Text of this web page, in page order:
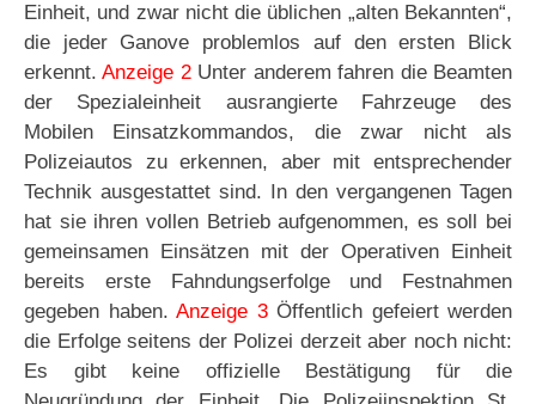
Einheit, und zwar nicht die üblichen „alten Bekannten“,
die jeder Ganove problemlos auf den ersten Blick
erkennt.Anzeige 2Unter anderem fahren die Beamten
der Spezialeinheit ausrangierte Fahrzeuge des
Mobilen Einsatzkommandos, die zwar nicht als
Polizeiautos zu erkennen, aber mit entsprechender
Technik ausgestattet sind. In den vergangenen Tagen
hat sie ihren vollen Betrieb aufgenommen, es soll bei
gemeinsamen Einsätzen mit der Operativen Einheit
bereits erste Fahndungserfolge und Festnahmen
gegeben haben. Anzeige 3Öffentlich gefeiert werden
die Erfolge seitens der Polizei derzeit aber noch nicht:
Es gibt keine offizielle Bestätigung für die